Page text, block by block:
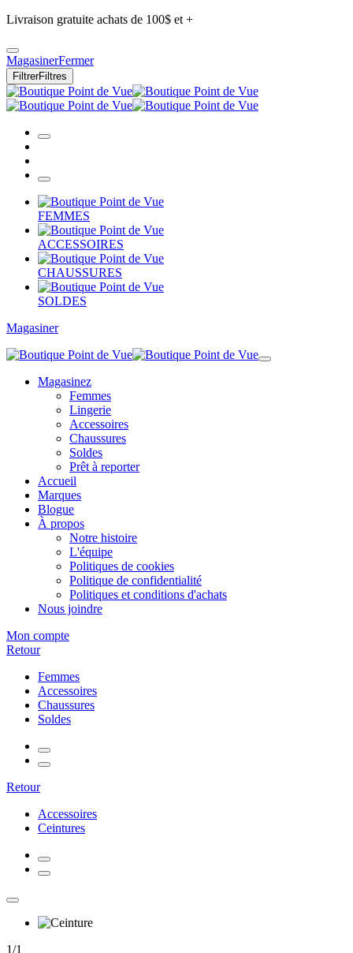
Livraison gratuite achats de 100$ et +
MagasinerFermer
FiltrerFiltres
FEMMES
ACCESSOIRES
CHAUSSURES
SOLDES
Magasiner
Magasinez
Femmes
Lingerie
Accessoires
Chaussures
Soldes
Prêt à reporter
Accueil
Marques
Blogue
À propos
Notre histoire
L'équipe
Politiques de cookies
Politique de confidentialité
Politiques et conditions d'achats
Nous joindre
Mon compte
Retour
Femmes
Accessoires
Chaussures
Soldes
Retour
Accessoires
Ceintures
1/1